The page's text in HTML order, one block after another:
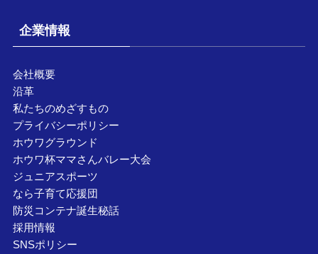
企業情報
会社概要
沿革
私たちのめざすもの
プライバシーポリシー
ホウワグラウンド
ホウワ杯ママさんバレー大会
ジュニアスポーツ
なら子育て応援団
防災コンテナ誕生秘話
採用情報
SNSポリシー